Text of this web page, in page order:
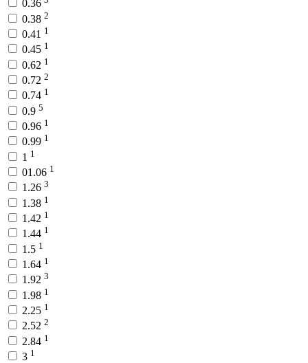
0.36
0.38 2
0.41 1
0.45 1
0.62 1
0.72 2
0.74 1
0.9 5
0.96 1
0.99 1
1 1
01.06 1
1.26 3
1.38 1
1.42 1
1.44 1
1.5 1
1.64 1
1.92 3
1.98 1
2.25 1
2.52 2
2.84 1
3 1